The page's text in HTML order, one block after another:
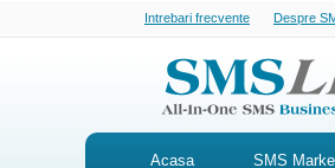
Intrebari frecvente Despre
Acasa SMS